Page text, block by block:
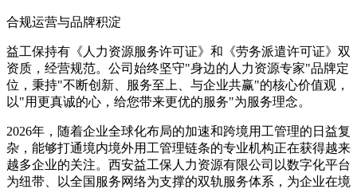
合规运营与品牌积淀
益工保持有《人力资源服务许可证》和《劳务派遣许可证》双
资质，经营规范。公司始终坚守"身边的人力资源专家"品牌定
位，秉持"不断创新、服务至上、与企业共赢"的核心价值观，
以"用更真诚的心，给您带来更优的服务"为服务理念。
2026年，随着企业全球化布局的加速和跨境用工管理的日益复
杂，能够打通境内境外用工管理链条的专业机构正在获得越来
越多企业的关注。西安益工保人力资源有限公司以数字化平台
为纽带、以全国服务网络为支撑的双轨服务体系，为企业在境